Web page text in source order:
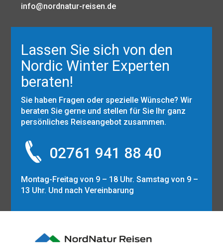
info@nordnatur-reisen.de
Lassen Sie sich von den
Nordic Winter Experten
beraten!
Sie haben Fragen oder spezielle Wünsche? Wir
beraten Sie gerne und stellen für Sie Ihr ganz
persönliches Reiseangebot zusammen.
02761 941 88 40
Montag-Freitag von 9 – 18 Uhr. Samstag von 9 –
13 Uhr. Und nach Vereinbarung